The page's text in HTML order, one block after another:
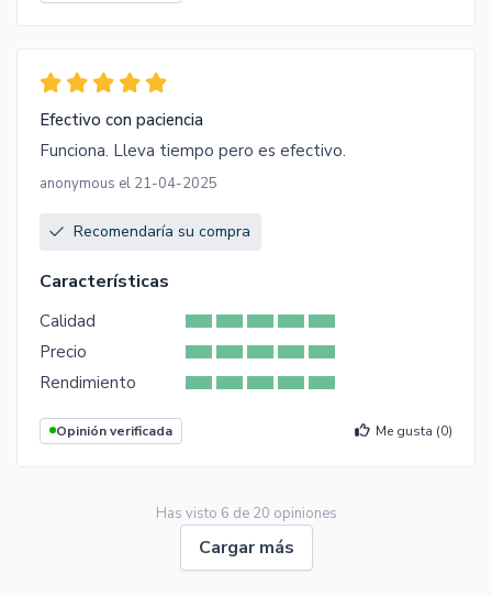
Efectivo con paciencia
Funciona. Lleva tiempo pero es efectivo.
anonymous el 21-04-2025
Recomendaría su compra
Características
Calidad
Precio
Rendimiento
Opinión verificada Me gusta (0)
Has visto 6 de 20 opiniones
Cargar más